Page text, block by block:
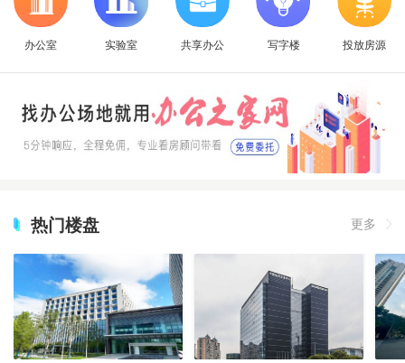
办公室 实验室 共享办公 写字楼 投放房源
热门楼盘 更多